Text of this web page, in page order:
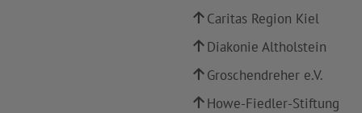
Caritas Region Kiel
Diakonie Altholstein
Groschendreher e.V.
Howe-Fiedler-Stiftung